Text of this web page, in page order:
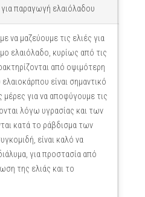
για παραγωγή ελαιόλαδου
να μαζεύουμε τις ελιές για
ελαιόλαδο, κυρίως από τις
από οψιμότερη
είναι σημαντικό
μέρες για να αποφύγουμε τις
λόγω υγρασίας και των
κατά το ράβδισμα των
είναι καλό να
για προστασία από
της ελιάς και το